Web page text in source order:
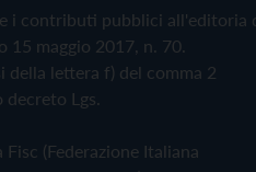
i contributi pubblici all'editoria
15 maggio 2017, n. 70.
della lettera f) del comma 2
Lgs.
(Federazione Italiana